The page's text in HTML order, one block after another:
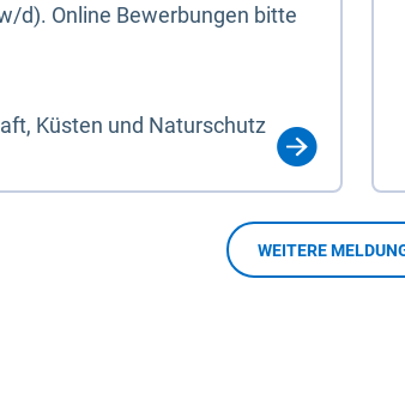
d). Online Bewerbungen bitte
Küsten und Naturschutz
WEITERE